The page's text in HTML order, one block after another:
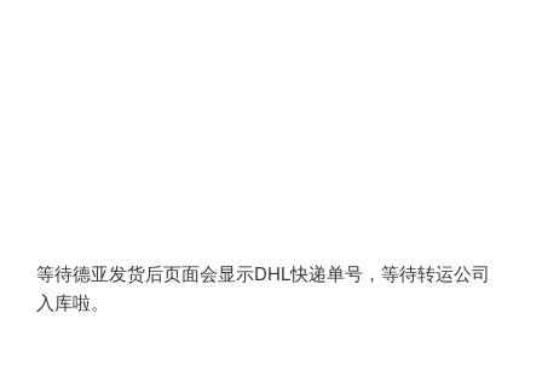
等待德亚发货后页面会显示DHL快递单号，等待转运公司
入库啦。